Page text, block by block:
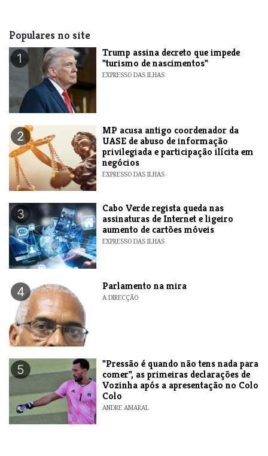
Populares no site
1
Trump assina decreto que impede
"turismo de nascimentos"
EXPRESSO DAS ILHAS
2
MP acusa antigo coordenador da
UASE de abuso de informação
privilegiada e participação ilícita em
negócios
EXPRESSO DAS ILHAS
3
Cabo Verde regista queda nas
assinaturas de Internet e ligeiro
aumento de cartões móveis
EXPRESSO DAS ILHAS
4 Parlamento na mira
A DIRECÇÃO
5
"Pressão é quando não tens nada para
comer", as primeiras declarações de
Vozinha após a apresentação no Colo
Colo
ANDRE AMARAL